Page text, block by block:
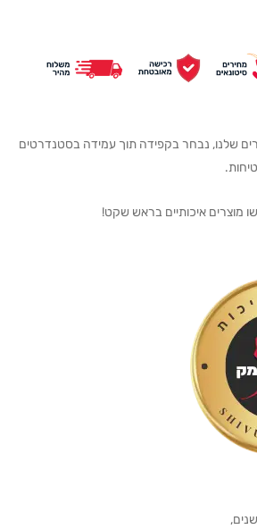
שלנו, נבחר בקפידה תוך עמידה בסטנדרטים
מוצרים איכותיים בראש שקט!